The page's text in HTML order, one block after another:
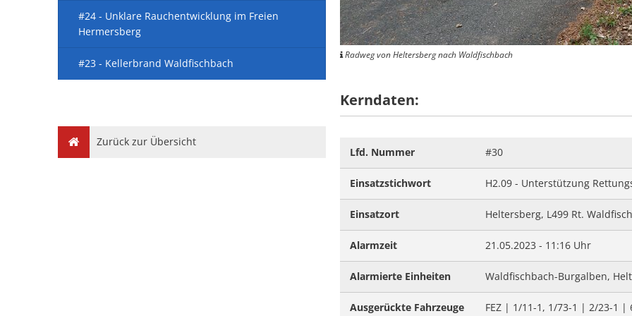
#28 -
#27 -
#09 -
#08 -
#05 -
#23 -
#06 -
#05 -
#24 - Unklare Rauchentwicklung im Freien
Hermersberg
#23 - Kellerbrand Waldfischbach
Zurück zur Übersicht
Radweg von Heltersberg nach Waldfischbach
Kerndaten:
Lfd. Nummer #30
Einsatzstichwort H2.09 - Unterstützung
Einsatzort Heltersberg, L499 Rt.
Alarmzeit 21.05.2023 - 11:16 Uhr
Alarmierte Einheiten Waldfischbach-Burgalben,
Ausgerückte Fahrzeuge FEZ | 1/11-1, 1/73-1 | 2/23-1 |